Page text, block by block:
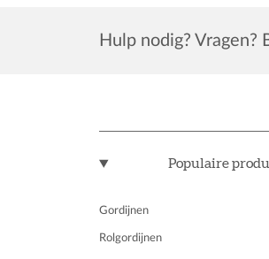
Hulp nodig?
Populaire
Gordijnen
Rolgordijnen